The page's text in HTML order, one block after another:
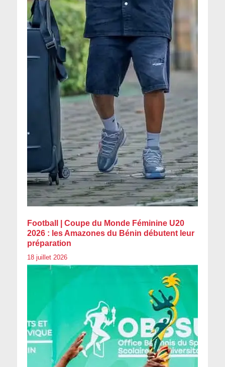
Football | Coupe du Monde Féminine U20
2026 : les Amazones du Bénin débutent leur
préparation
18 juillet 2026